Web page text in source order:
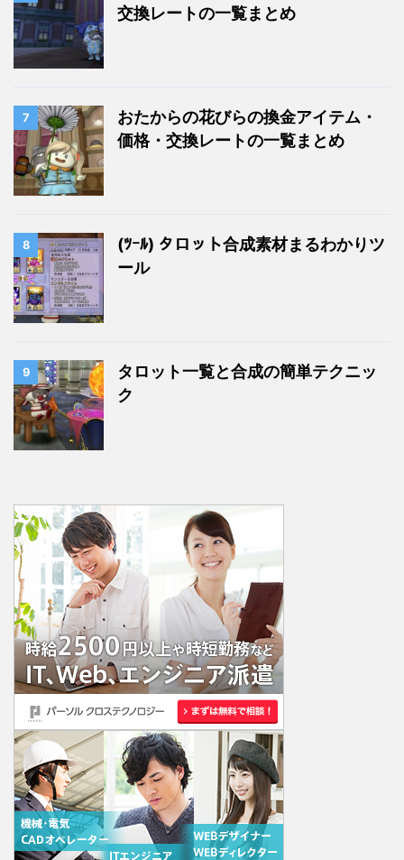
交換レートの一覧まとめ
7
おたからの花びらの換金アイテム・
価格・交換レートの一覧まとめ
8
(ﾂｰﾙ) タロット合成素材まるわかりツ
ール
9
タロット一覧と合成の簡単テクニッ
ク